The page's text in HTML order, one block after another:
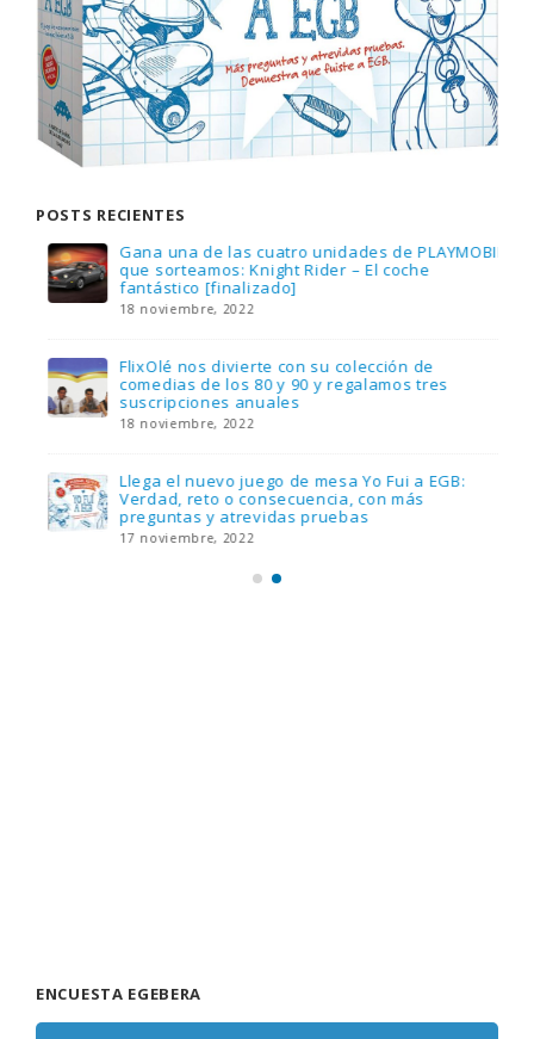
POSTS RECIENTES
Gana una de las cuatro unidades de PLAYMOBIL
que sorteamos: Knight Rider – El coche
fantástico [finalizado]
18 noviembre, 2022
FlixOlé nos divierte con su colección de
comedias de los 80 y 90 y regalamos tres
suscripciones anuales
18 noviembre, 2022
Llega el nuevo juego de mesa Yo Fui a EGB:
Verdad, reto o consecuencia, con más
preguntas y atrevidas pruebas
17 noviembre, 2022
ENCUESTA EGEBERA